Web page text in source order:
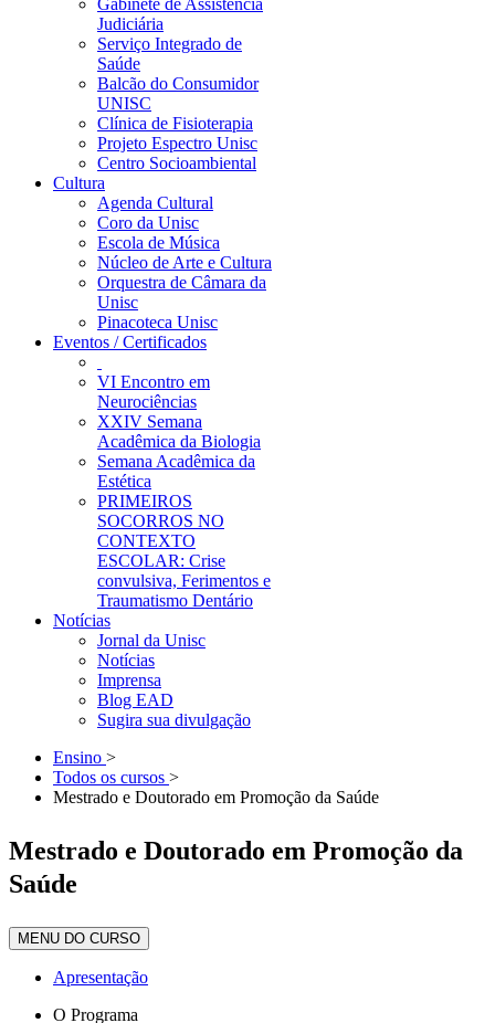
Gabinete de Assistência
Judiciária
Serviço Integrado de
Saúde
Balcão do Consumidor
UNISC
Clínica de Fisioterapia
Projeto Espectro Unisc
Centro Socioambiental
Cultura
Agenda Cultural
Coro da Unisc
Escola de Música
Núcleo de Arte e Cultura
Orquestra de Câmara da
Unisc
Pinacoteca Unisc
Eventos / Certificados
VI Encontro em
Neurociências
XXIV Semana
Acadêmica da Biologia
Semana Acadêmica da
Estética
PRIMEIROS
SOCORROS NO
CONTEXTO
ESCOLAR: Crise
convulsiva, Ferimentos e
Traumatismo Dentário
Notícias
Jornal da Unisc
Notícias
Imprensa
Blog EAD
Sugira sua divulgação
Ensino >
Todos os cursos >
Mestrado e Doutorado em Promoção da Saúde
Mestrado e Doutorado em Promoção da
Saúde
MENU DO CURSO
Apresentação
O Programa